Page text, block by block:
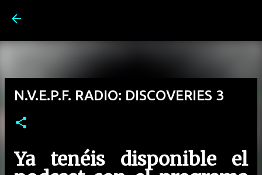
N.V.E.P.F. RADIO: DISCOVERIES 3
Ya tenéis disponible el